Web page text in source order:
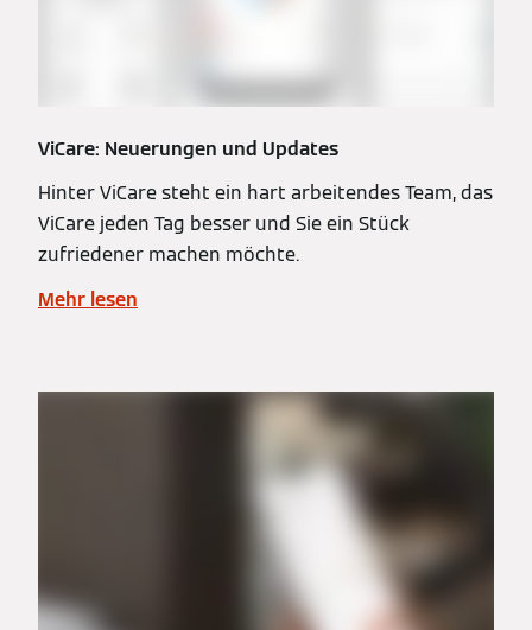
ViCare: Neuerungen und Updates
Hinter ViCare steht ein hart arbeitendes Team, das
ViCare jeden Tag besser und Sie ein Stück
zufriedener machen möchte.
Mehr lesen